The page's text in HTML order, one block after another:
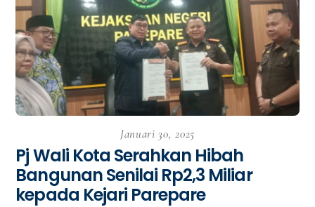
Januari 30, 2025
Pj Wali Kota Serahkan Hibah
Bangunan Senilai Rp2,3 Miliar
kepada Kejari Parepare